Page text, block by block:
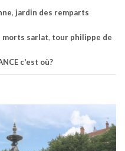
, jardin des remparts
morts sarlat, tour philippe de
c'est où?